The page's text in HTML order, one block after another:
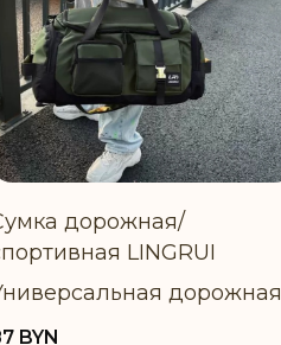
дорожная/
LINGRUI
дорожная
рюкзак с отдельным
BYN